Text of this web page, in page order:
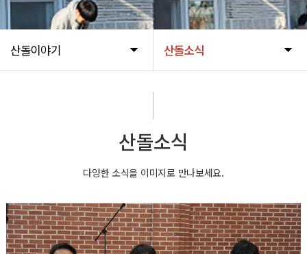
산돌이야기 산돌소식
산돌소식
다양한 소식을 이미지로 만나보세요.